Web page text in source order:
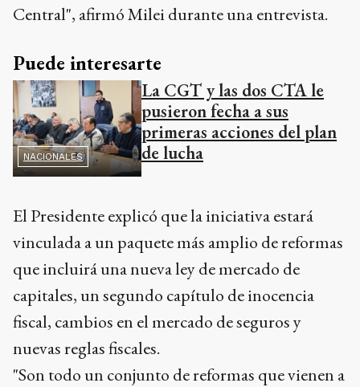
Central", afirmó Milei durante una entrevista.
Puede interesarte
NACIONALES
La CGT y las dos CTA le
pusieron fecha a sus
primeras acciones del plan
de lucha
El Presidente explicó que la iniciativa estará
vinculada a un paquete más amplio de reformas
que incluirá una nueva ley de mercado de
capitales, un segundo capítulo de inocencia
fiscal, cambios en el mercado de seguros y
nuevas reglas fiscales.
"Son todo un conjunto de reformas que vienen a